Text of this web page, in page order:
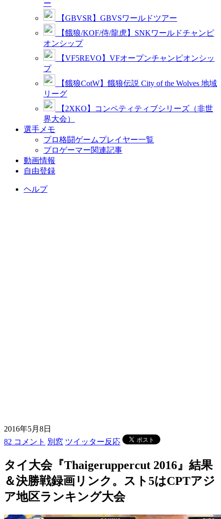
ー
【GBVSR】GBVSワールドツアー
【餓狼/KOF/侍/龍虎】SNKワールドチャンピ
オンシップ
【VF5REVO】VFオープンチャンピオンシッ
プ
【餓狼CotW】餓狼伝説 City of the Wolves 地域
リーグ
【2XKO】コンペティティブシリーズ（非世
界大会）
選手メモ
プロ格闘ゲームプレイヤー一覧
プロゲーマー関連記事
動画情報
自由登録
ヘルプ
2016年5月8日
82 コメント 別窓 ツイッター反応
タイ大会『Thaigeruppercut 2016』結果
＆決勝戦録画リンク。スト5はCPTアジ
ア地区ランキング大会